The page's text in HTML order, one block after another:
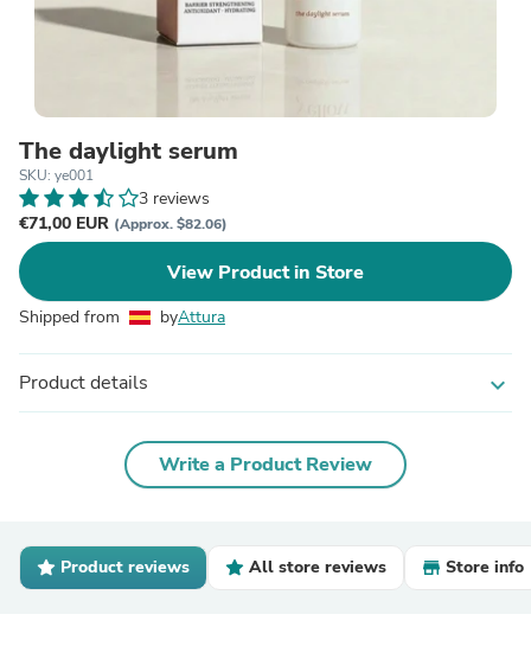
The daylight serum
SKU: ye001
3 reviews
€71,00 EUR (Approx. $82.06)
View Product in Store
Shipped from byAttura
Product details expand_more
Write a Product Review
Product reviews All store reviews Store info